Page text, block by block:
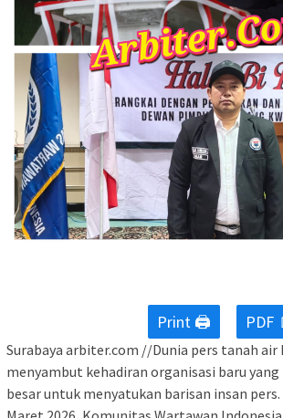
Print 🖨 PDF
Surabaya arbiter.com //Dunia pers tanah air
menyambut kehadiran organisasi baru yang
besar untuk menyatukan barisan insan